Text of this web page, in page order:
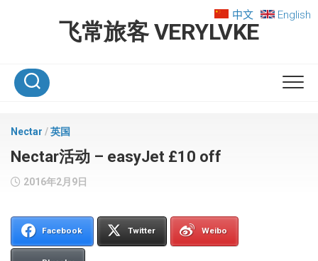
飞常旅客 VERYLVKE
中文 English
Nectar /英国
Nectar活动 – easyJet £10 off
2016年2月9日
Facebook Twitter Weibo